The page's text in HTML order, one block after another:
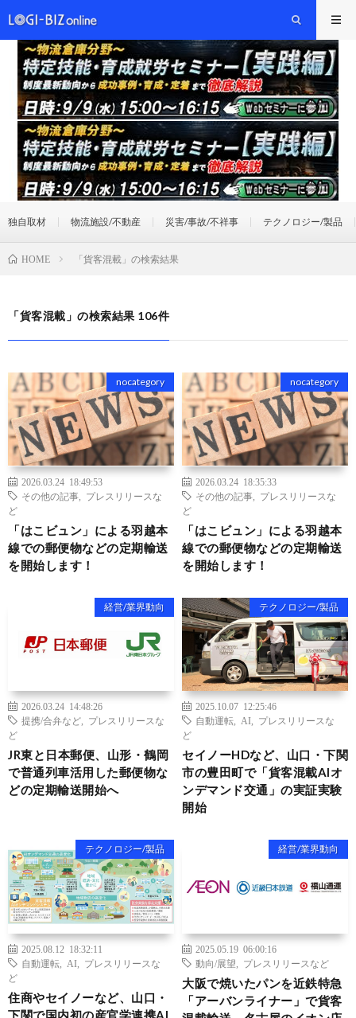
独自取材 物流施設/不動産 災害/事故/不祥事 テクノロジー/製品
HOME 「貨客混載」の検索結果
「貨客混載」の検索結果 106件
nocategory
2026.03.24 18:49:53
その他の記事
プレスリリースな
ど
「はこビュン」による羽越本
線での郵便物などの定期輸送
を開始します！
nocategory
2026.03.24 18:35:33
その他の記事
プレスリリースな
ど
「はこビュン」による羽越本
線での郵便物などの定期輸送
を開始します！
経営/業界動向
2026.03.24 14:48:26
提携/合弁など
プレスリリースな
ど
JR東と日本郵便、山形・鶴岡
で普通列車活用した郵便物な
どの定期輸送開始へ
テクノロジー/製品
2025.10.07 12:25:46
自動運転
AI
プレスリリースな
ど
セイノーHDなど、山口・下関
市の豊田町で「貨客混載AIオ
ンデマンド交通」の実証実験
開始
テクノロジー/製品
2025.08.12 18:32:11
自動運転
AI
プレスリリースな
ど
住商やセイノーなど、山口・
下関で国内初の産官学連携AI
経営/業界動向
2025.05.19 06:00:16
動向/展望
プレスリリースなど
大阪で焼いたパンを近鉄特急
「アーバンライナー」で貨客